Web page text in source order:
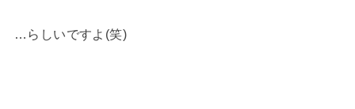
…らしいですよ(笑)